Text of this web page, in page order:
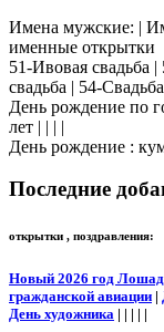
Имена мужские: |
именные открытки
51-Ивовая свадьба |
свадьба | 54-
День рождение по
лет | | | |
День рождение :
Последние
открытки , поздравления:
Новый 2026 год
гражданской авиации |
День художника | | | | |